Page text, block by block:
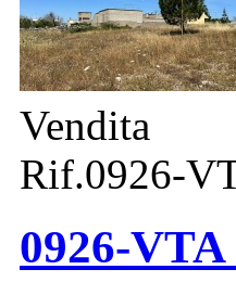
Vendita
Rif.0926-
0926-